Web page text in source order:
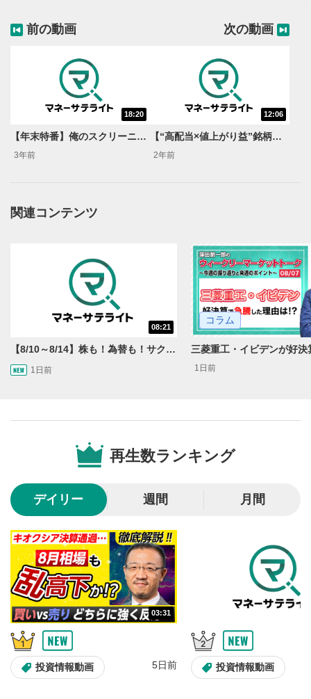
動画再生エリアにマウスを乗せると表示されます。
動画を再生または一時停止します。
10秒戻し/10秒送り
10秒、動画を巻き戻し/早送りします。
再生位置を示しています。再生したい位置をクリック
するとその位置から動画が再生されます。
スライダーを上下すると音量が調整できます。
8
全画面表示
動画が全画面で表示されます。再度クリックすると元
のサイズに戻ります。
前の動画
18:20
【年末特番】俺のスクリーニング！岡村友哉編！
3年前
次の動画
12:06
【“高配当×値上がり益”銘柄を探せ】俺のスクリーニング！たけぞう編！
2年前
関連コンテンツ
08:21
【8/10～8/14】株も！為替も！サクッと！来週のマーケット見通し＜Next View＞
1日前
コラム
1日前
再生数ランキング
デイリー 週間 月間
03:31
投資情報動画 5日前 投資情報動画